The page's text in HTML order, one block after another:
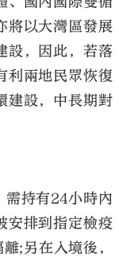
將以大灣區發展
設，因此，若落
利兩地民眾恢復
建設，中長期對
需持有24小時內
安排到指定檢疫
;另在入境後，